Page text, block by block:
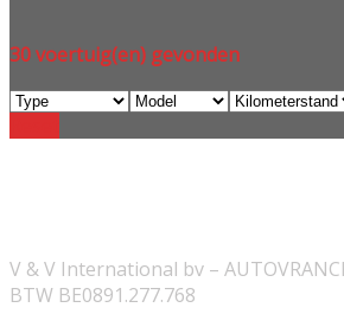
30voertuig(en) gevonden
V & V International bv –
BTW BE0891.277.768